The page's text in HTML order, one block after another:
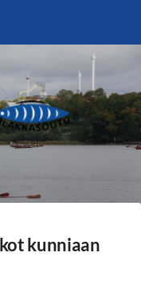
/ Finlandia Hall
kunniaan